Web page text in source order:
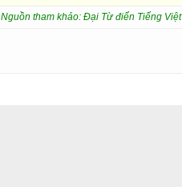
Nguồn tham khảo: Đại Từ điển Tiếng Việt